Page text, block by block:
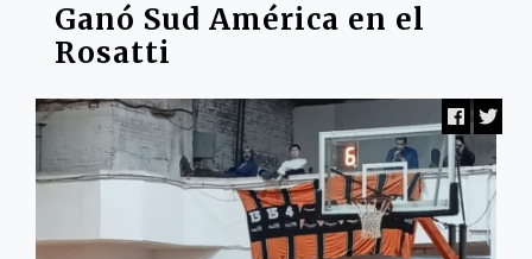
Ganó Sud América en el
Rosatti